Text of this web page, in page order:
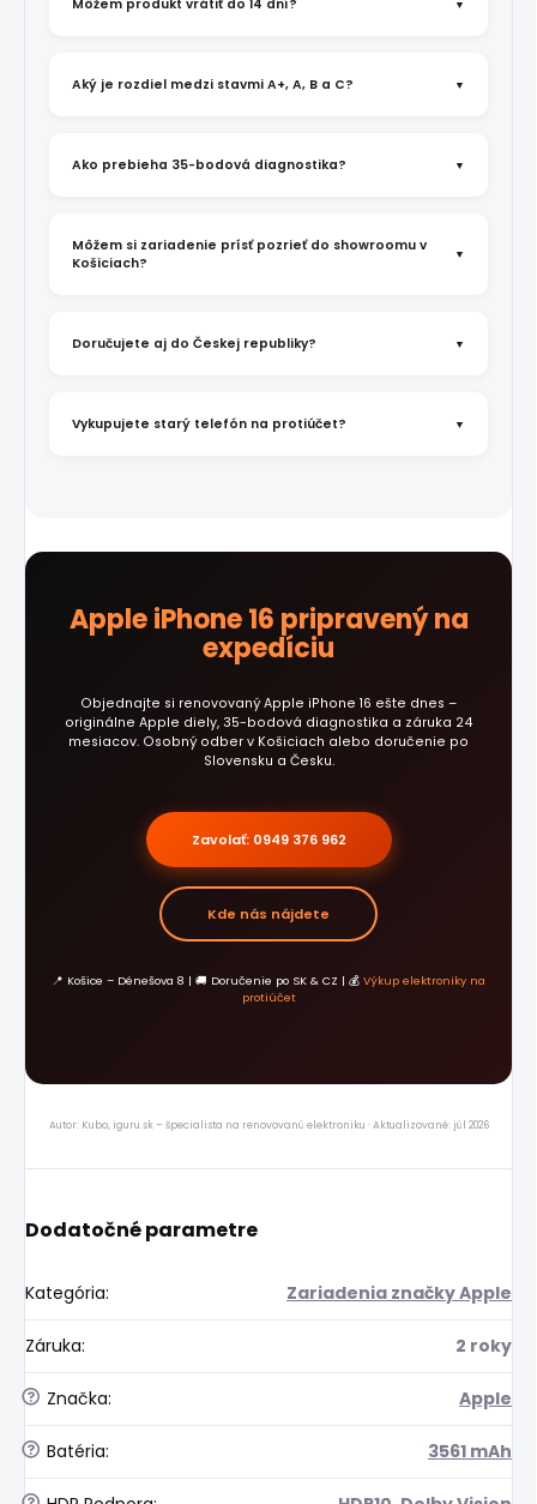
Môžem produkt vrátiť do 14 dní?
Aký je rozdiel medzi stavmi A+, A, B a C?
Ako prebieha 35-bodová diagnostika?
Môžem si zariadenie prísť pozrieť do showroomu v
Košiciach?
Doručujete aj do Českej republiky?
Vykupujete starý telefón na protiúčet?
Apple iPhone 16 pripravený na
expedíciu
Objednajte si renovovaný Apple iPhone 16 ešte dnes –
originálne Apple diely, 35-bodová diagnostika a záruka 24
mesiacov. Osobný odber v Košiciach alebo doručenie po
Slovensku a Česku.
Zavolať: 0949 376 962
Kde nás nájdete
📍 Košice – Dénešova 8 | 🚚 Doručenie po SK & CZ | 💰 Výkup elektroniky na
protiúčet
Autor: Kubo, iguru.sk – špecialista na renovovanú elektroniku · Aktualizované: júl 2026
Dodatočné parametre
Kategória: Zariadenia značky Apple
Záruka: 2 roky
? Značka: Apple
? Batéria: 3561 mAh